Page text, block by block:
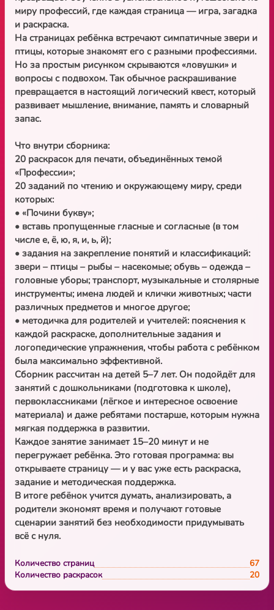
миру профессий, где каждая страница — игра, загадка
и раскраска.
На страницах ребёнка встречают симпатичные звери и
птицы, которые знакомят его с разными профессиями.
Но за простым рисунком скрываются «ловушки» и
вопросы с подвохом. Так обычное раскрашивание
превращается в настоящий логический квест, который
развивает мышление, внимание, память и словарный
запас.
Что внутри сборника:
20 раскрасок для печати, объединённых темой
«Профессии»;
20 заданий по чтению и окружающему миру, среди
которых:
• «Почини букву»;
• вставь пропущенные гласные и согласные (в том
числе е, ё, ю, я, и, ь, й);
• задания на закрепление понятий и классификаций:
звери – птицы – рыбы – насекомые; обувь – одежда –
головные уборы; транспорт, музыкальные и столярные
инструменты; имена людей и клички животных; части
различных предметов и многое другое;
• методичка для родителей и учителей: пояснения к
каждой раскраске, дополнительные задания и
логопедические упражнения, чтобы работа с ребёнком
была максимально эффективной.
Сборник рассчитан на детей 5–7 лет. Он подойдёт для
занятий с дошкольниками (подготовка к школе),
первоклассниками (лёгкое и интересное освоение
материала) и даже ребятами постарше, которым нужна
мягкая поддержка в развитии.
Каждое занятие занимает 15–20 минут и не
перегружает ребёнка. Это готовая программа: вы
открываете страницу — и у вас уже есть раскраска,
задание и методическая поддержка.
В итоге ребёнок учится думать, анализировать, а
родители экономят время и получают готовые
сценарии занятий без необходимости придумывать
всё с нуля.
Количество страниц
67
Количество раскрасок
20